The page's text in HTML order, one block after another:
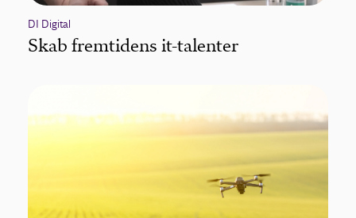
DI Digital
Skab fremtidens it-talenter